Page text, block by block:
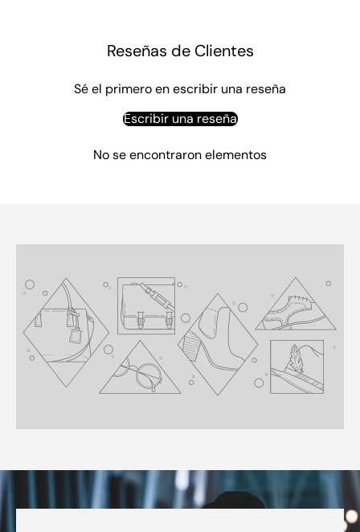
Reseñas de Clientes
Sé el primero en escribir una reseña
Escribir una reseña
No se encontraron elementos